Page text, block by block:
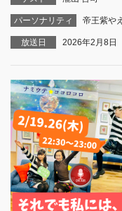
パーソナリティ 帝王紫や
放送日 2026年2月8日